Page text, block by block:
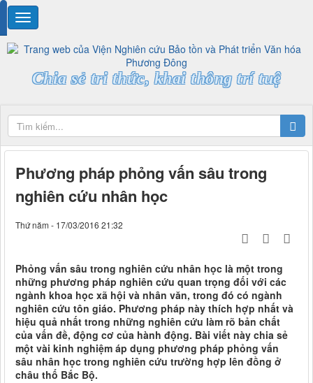
Chia sẻ tri thức, khai thông trí tuệ
Phương pháp phỏng vấn sâu trong
nghiên cứu nhân học
Thứ năm - 17/03/2016 21:32
Phỏng vấn sâu trong nghiên cứu nhân học là một trong
những phương pháp nghiên cứu quan trọng đối với các
ngành khoa học xã hội và nhân văn, trong đó có ngành
nghiên cứu tôn giáo. Phương pháp này thích hợp nhất và
hiệu quả nhất trong những nghiên cứu làm rõ bản chất
của vấn đề, động cơ của hành động. Bài viết này chia sẻ
một vài kinh nghiệm áp dụng phương pháp phỏng vấn
sâu nhân học trong nghiên cứu trường hợp lên đồng ở
châu thố Bắc Bộ.